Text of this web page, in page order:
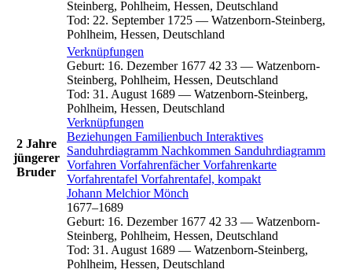
Steinberg, Pohlheim, Hessen, Deutschland
Tod: 22. September 1725 — Watzenborn-Steinberg,
Pohlheim, Hessen, Deutschland
2 Jahre
jüngerer
Bruder
Verknüpfungen
Geburt: 16. Dezember 1677 42 33 — Watzenborn-
Steinberg, Pohlheim, Hessen, Deutschland
Tod: 31. August 1689 — Watzenborn-Steinberg,
Pohlheim, Hessen, Deutschland
Verknüpfungen
Beziehungen Familienbuch Interaktives
Sanduhrdiagramm Nachkommen Sanduhrdiagramm
Vorfahren VorfahrenfächerVorfahrenkarte
Vorfahrentafel Vorfahrentafel, kompakt
Johann MelchiorMönch
1677–1689
Geburt: 16. Dezember 1677 42 33 — Watzenborn-
Steinberg, Pohlheim, Hessen, Deutschland
Tod: 31. August 1689 — Watzenborn-Steinberg,
Pohlheim, Hessen, Deutschland